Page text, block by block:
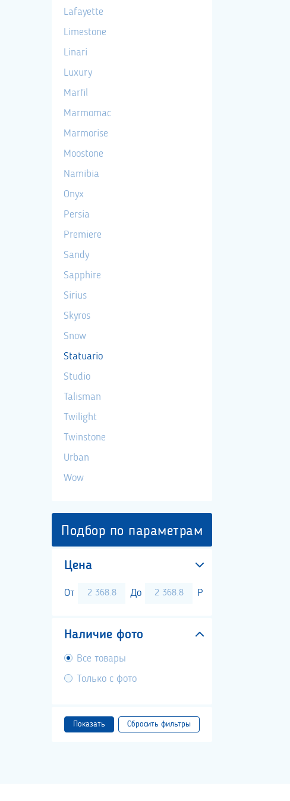
Lafayette
Limestone
Linari
Luxury
Marfil
Marmomac
Marmorise
Moostone
Namibia
Onyx
Persia
Premiere
Sandy
Sapphire
Sirius
Skyros
Snow
Statuario
Studio
Talisman
Twilight
Twinstone
Urban
Wow
Подбор по параметрам
Цена
От До Р
Наличие фото
Все товары
Только с фото
Показать